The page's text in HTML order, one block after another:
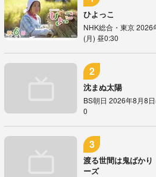
ひよっこ
NHK総合・東京 2026
(月) 昼0:30
沈まぬ太陽
BS朝日 2026年8月8
0
渡る世間は鬼ばか
ーズ